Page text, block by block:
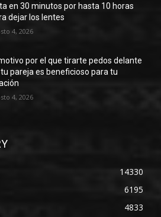
en 30 minutos por hasta 10 horas
dejar los lentes
4, 2026
por el que tirarte pedos delante
pareja es beneficioso para tu
4, 2026
14330
6195
4833